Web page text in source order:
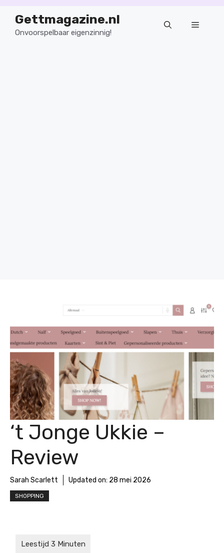
naarGettmagazine.nl
Onvoorspelbaar eigenzinnig!
Menu
‘t Jonge Ukkie –
Review
Sarah Scarlett Updated on: 28 mei 2026
SHOPPING